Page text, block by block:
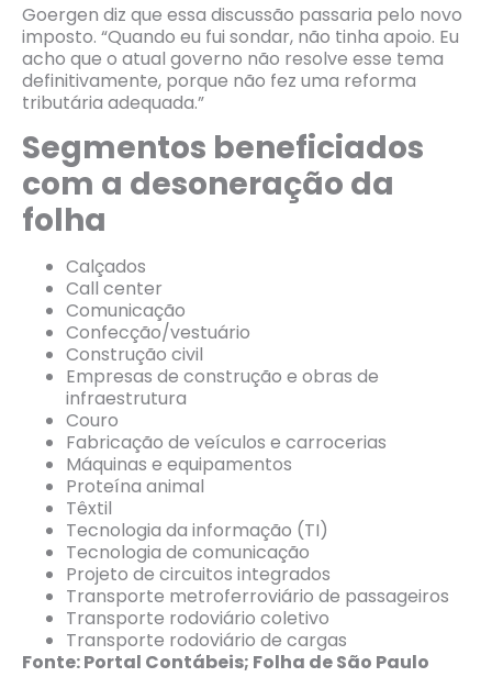
Goergen diz que essa discussão passaria pelo novo
imposto. “Quando eu fui sondar, não tinha apoio. Eu
acho que o atual governo não resolve esse tema
definitivamente, porque não fez uma reforma
tributária adequada.”
Segmentos beneficiados
com a desoneração da
folha
Calçados
Call center
Comunicação
Confecção/vestuário
Construção civil
Empresas de construção e obras de
infraestrutura
Couro
Fabricação de veículos e carrocerias
Máquinas e equipamentos
Proteína animal
Têxtil
Tecnologia da informação (TI)
Tecnologia de comunicação
Projeto de circuitos integrados
Transporte metroferroviário de passageiros
Transporte rodoviário coletivo
Transporte rodoviário de cargas
Fonte: Portal Contábeis; Folha de São Paulo